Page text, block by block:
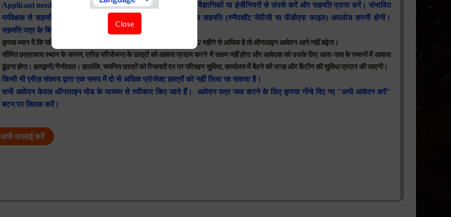
Applicant need to
आवेदन भरने से पहले अपनी रुचि के क्षेत्र के एरीज़ वैज्ञानिकों या इंजीनियरों से संपर्क करें और सहमति प्राप्त करें। संभावित
पर्यवेक्षक से सहमति प्राप्त करने के बाद, आवेदक को आवेदन भरते समय सहमति (स्नैपशॉट जेपीजी या पीडीएफ फाइल) अपलोड करनी होगी।
सहमति पत्र के बिना आवेदन पर विचार नहीं किया जायेगा।
कृपया ध्यान दें कि यदि परियोजना की आरंभ तिथि आवेदन जमा करने की तारीख से 2 महीने से अधिक है तो ऑनलाइन आवेदन आगे नहीं बढ़ेगा।
सीमित छात्रावास स्थान के कारण, एरीज़ परियोजना के छात्रों को आवास प्रदान करने में सक्षम नहीं होगा और आवेदक को उसके लिए आस-पास के स्थानों में आवास
ढूंढना होगा। हलद्वानी/नैनीताल। हालांकि, चयनित छात्रों को रियायती दर पर परिवहन सुविधा, कार्यालय में बैठने की जगह और कैंटीन की सुविधा प्रदान की जाएगी।
किसी भी एरीज़ संकाय द्वारा एक समय में दो से अधिक प्रोजेक्ट छात्रों को नहीं लिया जा सकता है।
सभी आवेदन केवल ऑनलाइन मोड के माध्यम से स्वीकार किए जाते हैं। आवेदन पत्र जमा करने के लिए कृपया नीचे दिए गए "अभी आवेदन करें"
बटन पर क्लिक करें।
अभी अप्लाई करें
Close